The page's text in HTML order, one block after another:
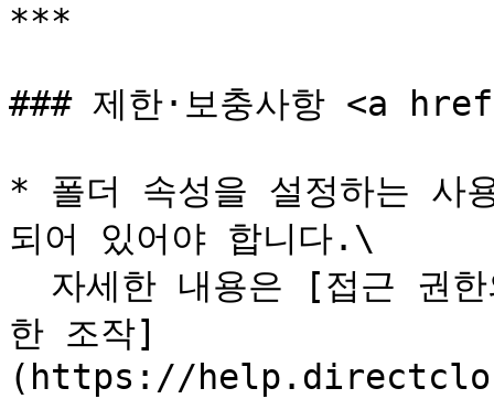
***
### 제한·보충사항 <a
* 폴더 속성을 설정하는 사
되어 있어야 합니다.\
한 조작]
(https://